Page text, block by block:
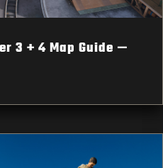
3 + 4 Map Guide —